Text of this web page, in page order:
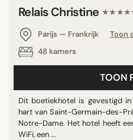
Relais Christine
Parijs — Frankrijk
Toon
48 kamers
TOON
Dit boetiekhotel is gevestigd in
hart van Saint-Germain-des-
Notre-Dame. Het hotel heeft
WiFi, een ...